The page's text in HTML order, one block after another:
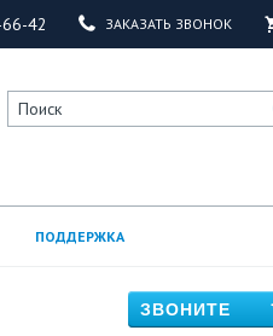
42 ЗАКАЗАТЬ ЗВОНОК
Поиск
ПОДДЕРЖКА
ЗВОНИТЕ